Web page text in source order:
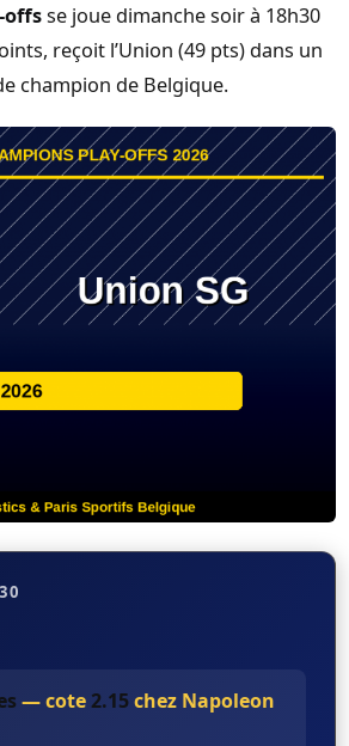
offsse joue dimanche soir à 18h30
reçoit l’Union (49 pts) dans un
champion de Belgique.
— cote2.15chez Napoleon